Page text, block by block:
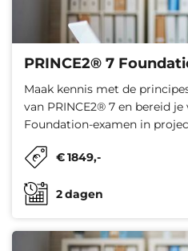
PRINCE2® 7
Maak kennis met de
van PRINCE2® 7 en bereid
Foundation-examen in
€1849,-
2dagen